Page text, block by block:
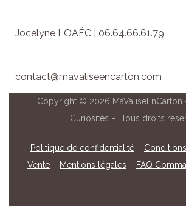
Jocelyne LOAËC | 06.64.66.61.79
contact@mavaliseencarton.com
Copyright © 2026 MaValiseEnCarton
Curiosités – Tous droits
Politique de confidentialité –
Vente – Mentions légales – FAQ